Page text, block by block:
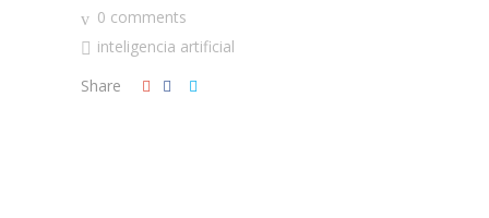
0 comments
inteligencia artificial
Share